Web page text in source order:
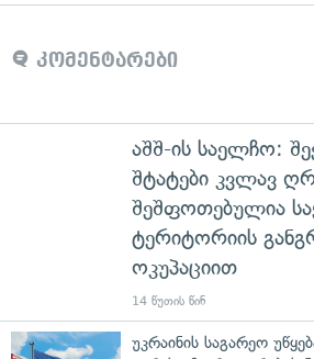
კომენტარები
აშშ-ის საელჩო:
შტატები კვლავ
შეშფოთებულია
ტერიტორიის
ოკუპაციით
14 წუთის წინ
უკრაინის საგარეო